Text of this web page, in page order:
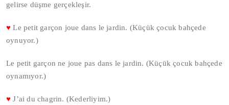
gelirse düşme gerçekleşir.
♥ Le petit garçon joue dans le jardin. (Küçük çocuk bahçede
oynuyor.)
Le petit garçon ne joue pas dans le jardin. (Küçük çocuk bahçede
oynamıyor.)
♥ J’ai du chagrin. (Kederliyim.)